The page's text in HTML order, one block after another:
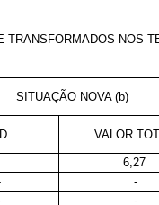
NOS
SITUAÇÃO NOVA (b)
VALOR
6,27
-
-